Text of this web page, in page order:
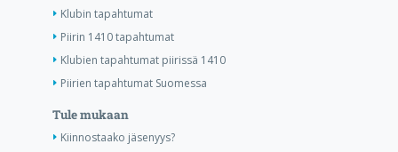
Klubin tapahtumat
Piirin 1410 tapahtumat
Klubien tapahtumat piirissä 1410
Piirien tapahtumat Suomessa
Tule mukaan
Kiinnostaako jäsenyys?